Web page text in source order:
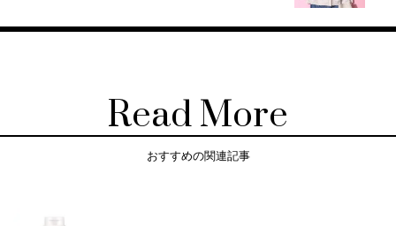
Read More
おすすめの関連記事